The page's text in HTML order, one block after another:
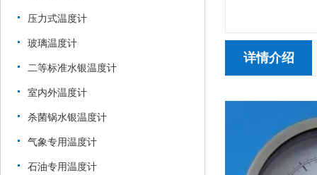
压力式温度计
玻璃温度计
二等标准水银温度计
室内外温度计
杀菌锅水银温度计
气象专用温度计
石油专用温度计
详情介绍